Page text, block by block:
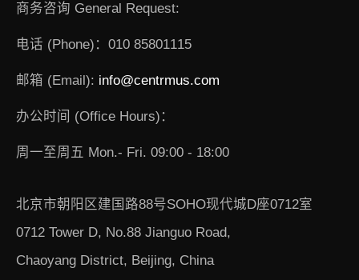
商务咨询 General Request:
电话 (Phone)：010 85801115
邮箱 (Email): info@centrmus.com
办公时间 (Office Hours)：
周一至周五 Mon.- Fri. 09:00 - 18:00
北京市朝阳区建国路88号SOHO现代城D座0712室
0712 Tower D, No.88 Jianguo Road,
Chaoyang District, Beijing, China